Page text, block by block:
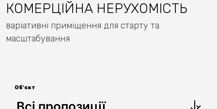
КОМЕРЦІЙНА НЕРУХОМІСТЬ
варіативні приміщення для старту та
масштабування
Об'єкт